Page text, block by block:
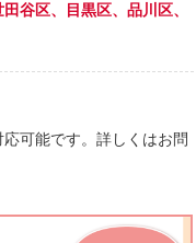
谷区、目黒区、品川区、
可能です。詳しくはお問